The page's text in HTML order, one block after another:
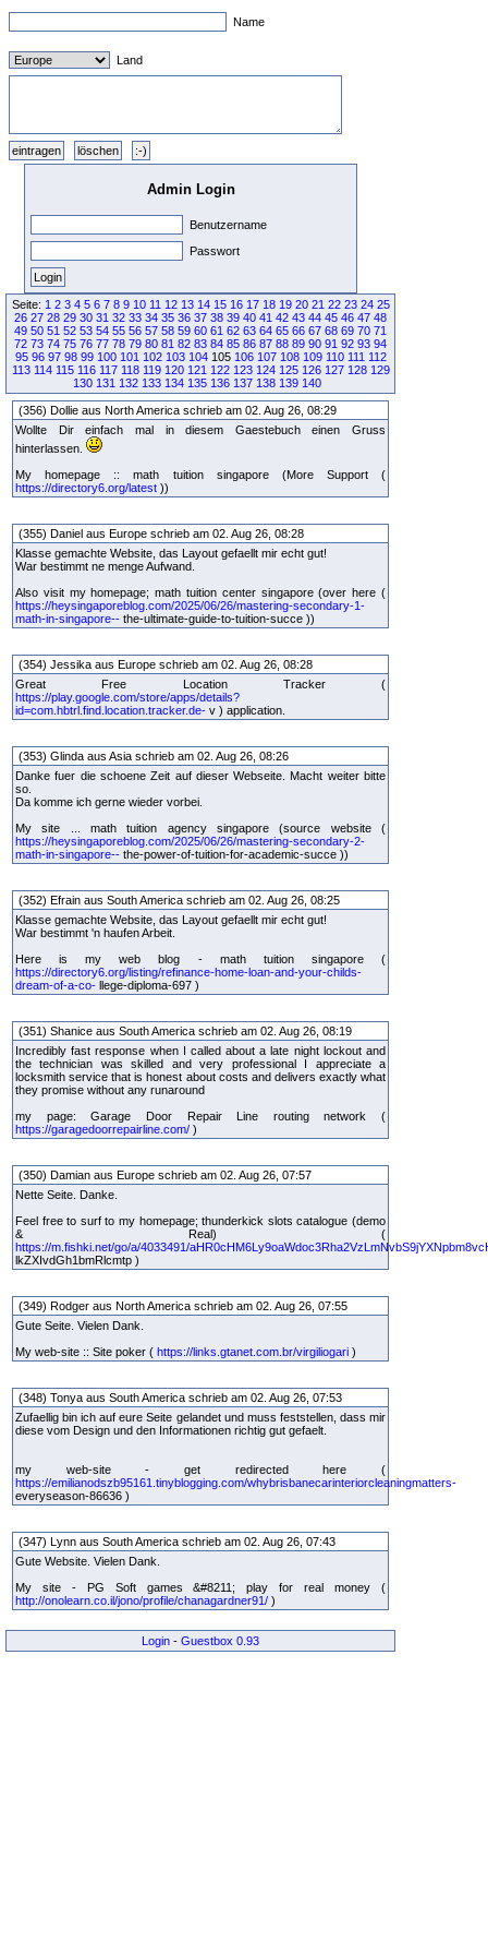
Name
Land
Admin Login
Benutzername
Passwort
Seite: 1 2 3 4 5 6 7 8 9 10 11 12 13 14 15 16 17 18 19 20 21 22 23 24 25
26 27 28 29 30 31 32 33 34 35 36 37 38 39 40 41 42 43 44 45 46 47 48
49 50 51 52 53 54 55 56 57 58 59 60 61 62 63 64 65 66 67 68 69 70 71
72 73 74 75 76 77 78 79 80 81 82 83 84 85 86 87 88 89 90 91 92 93 94
95 96 97 98 99 100 101 102 103 104105 106 107 108 109 110 111 112
113 114 115 116 117 118 119 120 121 122 123 124 125 126 127 128 129
130 131 132 133 134 135 136 137 138 139 140
(356) Dollie aus North America schrieb am 02. Aug 26, 08:29
Wollte Dir einfach mal in diesem Gaestebuch einen Gruss
hinterlassen.
My homepage :: math tuition singapore (More Support (
https://directory6.org/latest ))
(355) Daniel aus Europe schrieb am 02. Aug 26, 08:28
Klasse gemachte Website, das Layout gefaellt mir echt gut!
War bestimmt ne menge Aufwand.
Also visit my homepage; math tuition center singapore (over here (
https://heysingaporeblog.com/2025/06/26/mastering-secondary-1-
math-in-singapore-- the-ultimate-guide-to-tuition-succe ))
(354) Jessika aus Europe schrieb am 02. Aug 26, 08:28
Great Free Location Tracker (
https://play.google.com/store/apps/details?
id=com.hbtrl.find.location.tracker.de- v ) application.
(353) Glinda aus Asia schrieb am 02. Aug 26, 08:26
Danke fuer die schoene Zeit auf dieser Webseite. Macht weiter bitte
so.
Da komme ich gerne wieder vorbei.
My site ... math tuition agency singapore (source website (
https://heysingaporeblog.com/2025/06/26/mastering-secondary-2-
math-in-singapore-- the-power-of-tuition-for-academic-succe ))
(352) Efrain aus South America schrieb am 02. Aug 26, 08:25
Klasse gemachte Website, das Layout gefaellt mir echt gut!
War bestimmt 'n haufen Arbeit.
Here is my web blog - math tuition singapore (
https://directory6.org/listing/refinance-home-loan-and-your-childs-
dream-of-a-co- llege-diploma-697 )
(351) Shanice aus South America schrieb am 02. Aug 26, 08:19
Incredibly fast response when I called about a late night lockout and
the technician was skilled and very professional I appreciate a
locksmith service that is honest about costs and delivers exactly what
they promise without any runaround
my page: Garage Door Repair Line routing network (
https://garagedoorrepairline.com/ )
(350) Damian aus Europe schrieb am 02. Aug 26, 07:57
Nette Seite. Danke.
Feel free to surf to my homepage; thunderkick slots catalogue (demo
& Real) (
https://m.fishki.net/go/a/4033491/
lkZXIvdGh1bmRlcmtp )
(349) Rodger aus North America schrieb am 02. Aug 26, 07:55
Gute Seite. Vielen Dank.
My web-site :: Site poker ( https://links.gtanet.com.br/virgiliogari )
(348) Tonya aus South America schrieb am 02. Aug 26, 07:53
Zufaellig bin ich auf eure Seite gelandet und muss feststellen, dass mir
diese vom Design und den Informationen richtig gut gefaelt.
my web-site - get redirected here (
https://emilianodszb95161.tinyblogging.com/whybrisbanecarinteriorcleaningmatters-
everyseason-86636 )
(347) Lynn aus South America schrieb am 02. Aug 26, 07:43
Gute Website. Vielen Dank.
My site - PG Soft games &#8211; play for real money (
http://onolearn.co.il/jono/profile/chanagardner91/ )
Login - Guestbox 0.93